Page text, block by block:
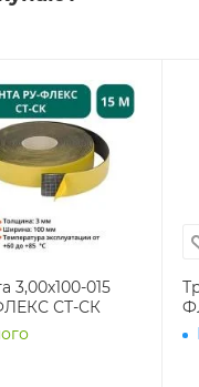
3,00х100-015
СТ-СК